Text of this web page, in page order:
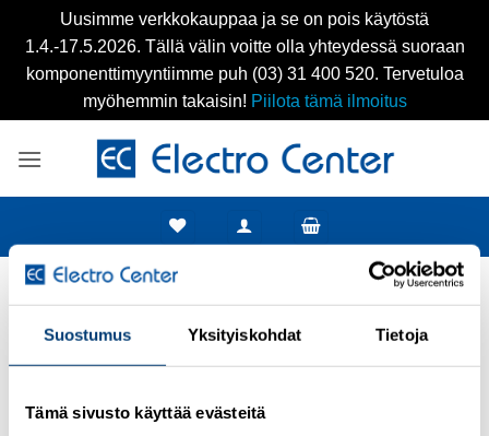
Suostumus Yksityiskohdat Tietoja
Tämä sivusto käyttää evästeitä
Uusimme verkkokauppaa ja se on pois käytöstä
1.4.-17.5.2026. Tällä välin voitte olla yhteydessä suoraan
komponenttimyyntiimme puh (03) 31 400 520. Tervetuloa
myöhemmin takaisin! Piilota tämä ilmoitus
Tilin avauspyyntö vastaanotettu
Tilinavauspyyntösi on vastaanotettu. Olemme sinuun
Takaisin etusivulle